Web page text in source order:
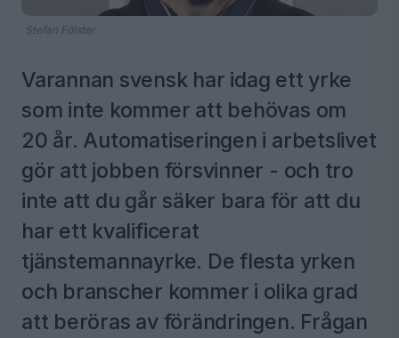
Stefan Fölster
Varannan svensk har idag ett yrke
som inte kommer att behövas om
20 år. Automatiseringen i arbetslivet
gör att jobben försvinner - och tro
inte att du går säker bara för att du
har ett kvalificerat
tjänstemannayrke. De flesta yrken
och branscher kommer i olika grad
att beröras av förändringen. Frågan